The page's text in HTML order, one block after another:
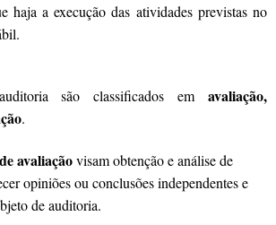
haja a execução das atividades previstas no
são classificados em avaliação,
.
avaliaçãovisam obtenção e análise de
opiniões ou conclusões independentes e
de auditoria.